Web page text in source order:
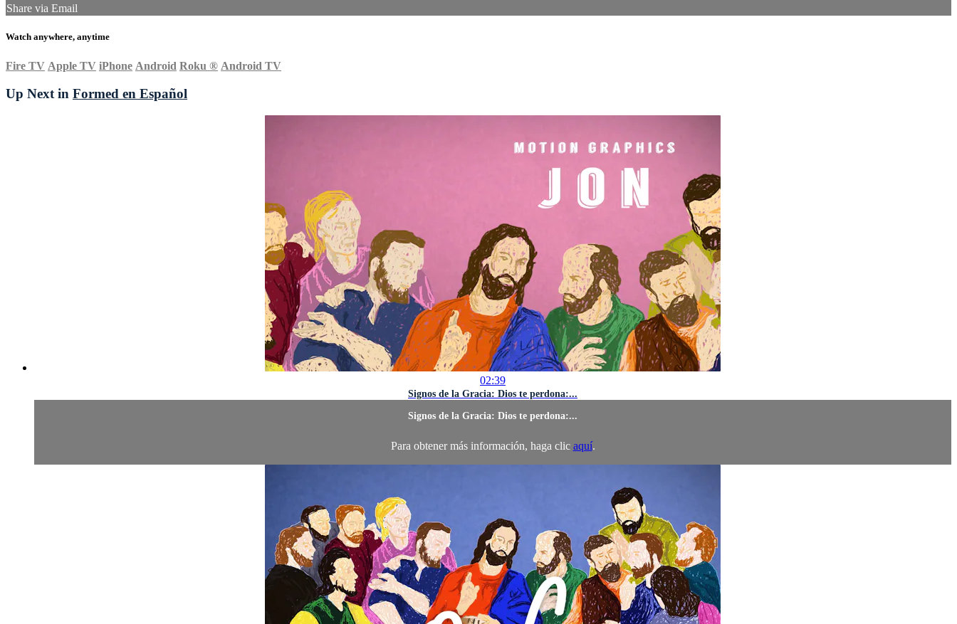
Share via Email
Watch anywhere, anytime
Fire TV Apple TV iPhone Android Roku ® Android TV
Up Next in Formed en Español
02:39
Signos de la Gracia: Dios te perdona:...
Signos de la Gracia: Dios te perdona:...
Para obtener más información, haga clic aquí.